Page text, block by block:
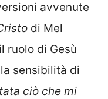
avvenute
di Mel
ruolo di Gesù
sensibilità di
ciò che mi